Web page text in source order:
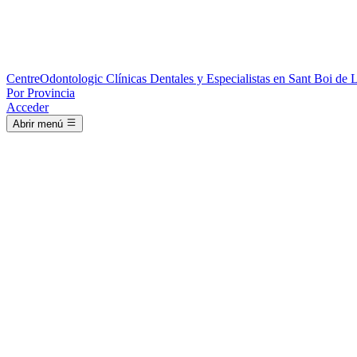
CentreOdontologic Clínicas Dentales y Especialistas en Sant Boi de
Por Provincia
Acceder
Abrir menú